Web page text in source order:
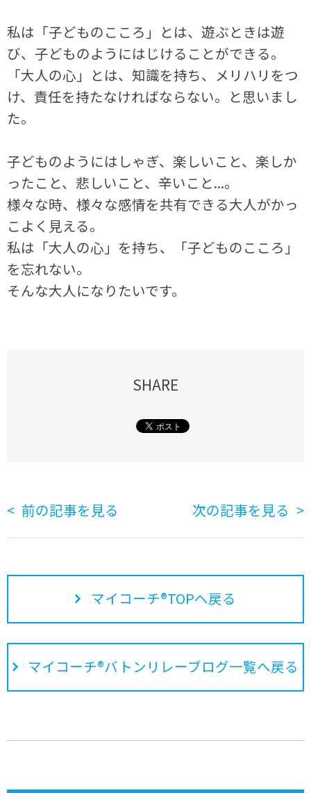
私は「子どものこころ」とは、遊ぶときは遊
び、子どものようにはじけることができる。
「大人の心」とは、知識を持ち、メリハリをつ
け、責任を持たなければならない。と思いまし
た。
子どものようにはしゃぎ、楽しいこと、楽しか
ったこと、悲しいこと、辛いこと...。
様々な時、様々な感情を共有できる大人がかっ
こよく見える。
私は「大人の心」を持ち、「子どものこころ」
を忘れない。
そんな大人になりたいです。
SHARE
前の記事を見る 次の記事を見る
マイコーチ®TOPへ戻る
マイコーチ®バトンリレーブログ一覧へ戻る